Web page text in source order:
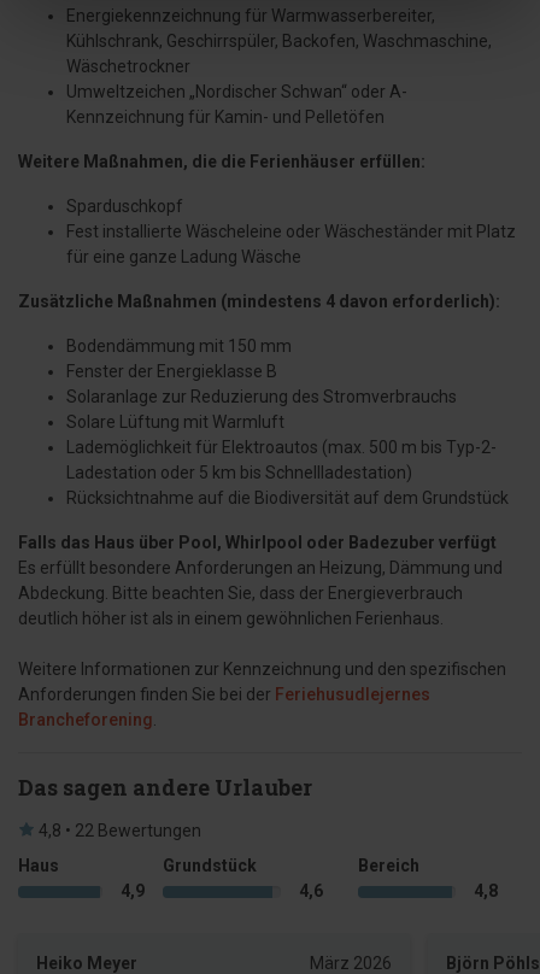
Energiekennzeichnung für Warmwasserbereiter,
Kühlschrank, Geschirrspüler, Backofen, Waschmaschine,
Wäschetrockner
Umweltzeichen „Nordischer Schwan“ oder A-
Kennzeichnung für Kamin- und Pelletöfen
Weitere Maßnahmen, die die Ferienhäuser erfüllen:
Sparduschkopf
Fest installierte Wäscheleine oder Wäscheständer mit Platz
für eine ganze Ladung Wäsche
Zusätzliche Maßnahmen (mindestens 4 davon erforderlich):
Bodendämmung mit 150 mm
Fenster der Energieklasse B
Solaranlage zur Reduzierung des Stromverbrauchs
Solare Lüftung mit Warmluft
Lademöglichkeit für Elektroautos (max. 500 m bis Typ-2-
Ladestation oder 5 km bis Schnellladestation)
Rücksichtnahme auf die Biodiversität auf dem Grundstück
Falls das Haus über Pool, Whirlpool oder Badezuber verfügt
Es erfüllt besondere Anforderungen an Heizung, Dämmung und
Abdeckung. Bitte beachten Sie, dass der Energieverbrauch
deutlich höher ist als in einem gewöhnlichen Ferienhaus.
Weitere Informationen zur Kennzeichnung und den spezifischen
Anforderungen finden Sie bei der Feriehusudlejernes
Brancheforening
Das sagen andere Urlauber
4,8 • 22 Bewertungen
Haus
4,9
Grundstück
4,6
Bereich
4,8
Heiko Meyer
März 2026
Björn Pöhls